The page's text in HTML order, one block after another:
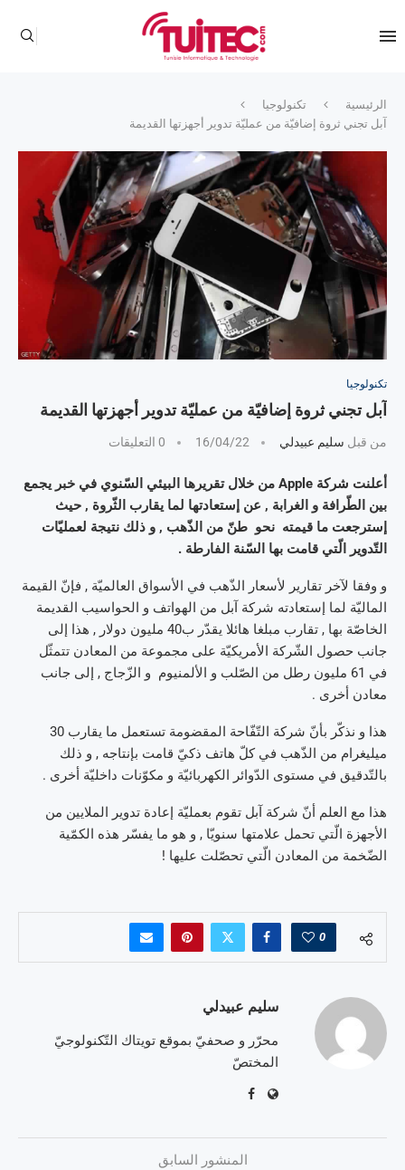
الرئيسية
تكنولوجيا
آبل تجني ثروة إضافيّة من عمليّة تدوير أجهزتها القديمة
تكنولوجيا
آبل تجني ثروة إضافيّة من عمليّة تدوير أجهزتها القديمة
من قبل سليم عبيدلي 16/04/22 0 التعليقات
أعلنت شركة Apple من خلال تقريرها البيئي السّنوي في خبر يجمع
بين الطّرافة و الغرابة , عن إستعادتها لما يقارب الثّروة , حيث
إسترجعت ما قيمته نحو طنّ من الذّهب , و ذلك نتيجة لعمليّات
التّدوير الّتي قامت بها السّنة الفارطة .
و وفقا لآخر تقارير لأسعار الذّهب في الأسواق العالميّة , فإنّ القيمة
الماليّة لما إستعادته شركة آبل من الهواتف و الحواسيب القديمة
الخاصّة بها , تقارب مبلغا هائلا يقدّر ب40 مليون دولار , هذا إلى
جانب حصول الشّركة الأمريكيّة على مجموعة من المعادن تتمثّل
في 61 مليون رطل من الصّلب و الألمنيوم و الزّجاج , إلى جانب
معادن أخرى .
هذا و نذكّر بأنّ شركة التّفّاحة المقضومة تستعمل ما يقارب 30
ميليغرام من الذّهب في كلّ هاتف ذكيّ قامت بإنتاجه , و ذلك
بالتّدقيق في مستوى الدّوائر الكهربائيّة و مكوّنات داخليّة أخرى .
هذا مع العلم أنّ شركة آبل تقوم بعمليّة إعادة تدوير الملايين من
الأجهزة الّتي تحمل علامتها سنويّا , و هو ما يفسّر هذه الكمّية
الضّخمة من المعادن الّتي تحصّلت عليها !
0
سليم عبيدلي
محرّر و صحفيّ بموقع تويتاك التّكنولوجيّ
المختصّ
المنشور السابق